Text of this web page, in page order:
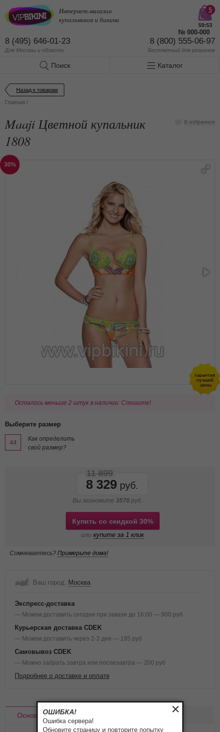
Интернет-магазин
купальников и бикини
8 (495) 646-01-23
Для Москвы и области
8 (800) 555-06-97
Бесплатный для регионов
5
59:53
№ 000-000
Поиск Каталог
Назад к товарам
Главная /
Maaji Цветной купальник
1808
В избранное
30%
Осталось меньше 2 штук в наличии. Спешите!
Выберите размер
44
Как определить
свой размер?
8 329
11 899
Вы экономите 3570 руб.
Купить со скидкой 30%
или купите за 1 клик
Сомневаетесь? Примерьте дома!
Ваш город: Москва
Экспресс-доставка
— Можем доставить сегодня при заказе до 16:00 — 900 руб
Курьерская доставка CDEK
— Можем доставить через 2-3 дня — 195 руб
Самовывоз CDEK
— Можно забрать завтра или послезавтра — 200 руб
Подробнее о доставке и оплате
ОсновноеОШИБКА!
Ошибка сервера!
Обновите страницу и повторите попытку